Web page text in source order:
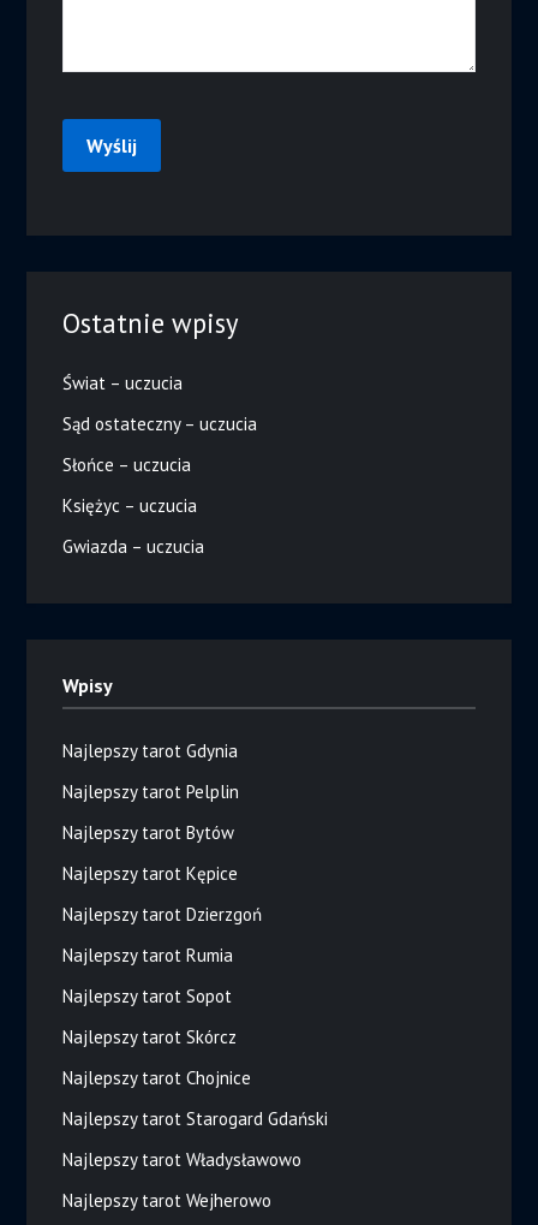
Ostatnie wpisy
Świat – uczucia
Sąd ostateczny – uczucia
Słońce – uczucia
Księżyc – uczucia
Gwiazda – uczucia
Wpisy
Najlepszy tarot Gdynia
Najlepszy tarot Pelplin
Najlepszy tarot Bytów
Najlepszy tarot Kępice
Najlepszy tarot Dzierzgoń
Najlepszy tarot Rumia
Najlepszy tarot Sopot
Najlepszy tarot Skórcz
Najlepszy tarot Chojnice
Najlepszy tarot Starogard Gdański
Najlepszy tarot Władysławowo
Najlepszy tarot Wejherowo